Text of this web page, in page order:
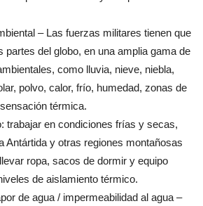
– Las fuerzas militares tienen que
partes del globo, en una amplia gama de
como lluvia, nieve, niebla,
polvo, calor, frío, humedad, zonas de
térmica.
trabajar en condiciones frías y secas,
Antártida y otras regiones montañosas
ropa, sacos de dormir y equipo
de aislamiento térmico.
de agua / impermeabilidad al agua –